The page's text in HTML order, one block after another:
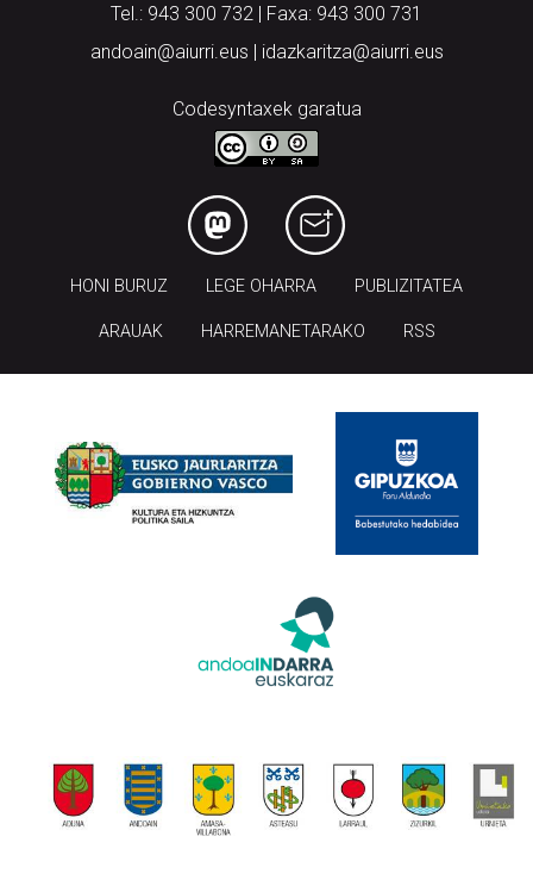
Tel.: 943 300 732 | Faxa: 943 300 731
andoain@aiurri.eus | idazkaritza@aiurri.eus
Codesyntaxek garatua
HONI BURUZ LEGE OHARRA PUBLIZITATEA
ARAUAK HARREMANETARAKO RSS